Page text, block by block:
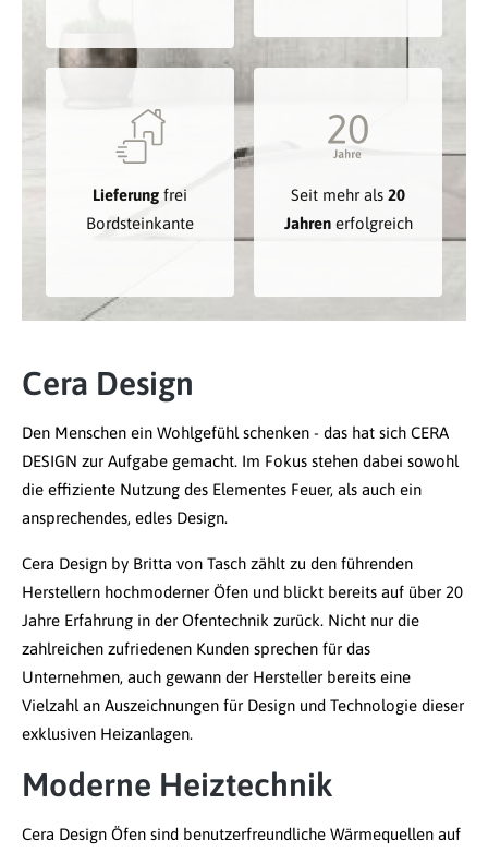
Lieferung frei
Bordsteinkante
Seit mehr als 20
Jahrenerfolgreich
Cera Design
Den Menschen ein Wohlgefühl schenken - das hat sich CERA
DESIGN zur Aufgabe gemacht. Im Fokus stehen dabei sowohl
die effiziente Nutzung des Elementes Feuer, als auch ein
ansprechendes, edles Design.
Cera Design by Britta von Tasch zählt zu den führenden
Herstellern hochmoderner Öfen und blickt bereits auf über 20
Jahre Erfahrung in der Ofentechnik zurück. Nicht nur die
zahlreichen zufriedenen Kunden sprechen für das
Unternehmen, auch gewann der Hersteller bereits eine
Vielzahl an Auszeichnungen für Design und Technologie dieser
exklusiven Heizanlagen.
Moderne Heiztechnik
Cera Design Öfen sind benutzerfreundliche Wärmequellen auf